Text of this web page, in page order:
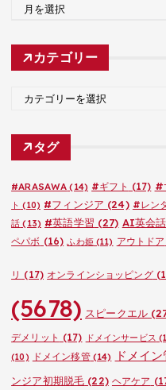
カ
カテゴリー
ゴ
タグ
#ARASAWA (14) #ギフト (17) #
ト (10) #フィンジア (24) #レン
話 (13) #英語学習 (27) AI英会話
ペパボ (16) ふわ姫(11) アウトドア
リ (17) オンラインショッピング
(5678) スピークエル
デメリット (17) ドメインサービス
(10)
ドメイン移管(14) ドメイ
ンジア初期脱毛 (22) ヘアケア